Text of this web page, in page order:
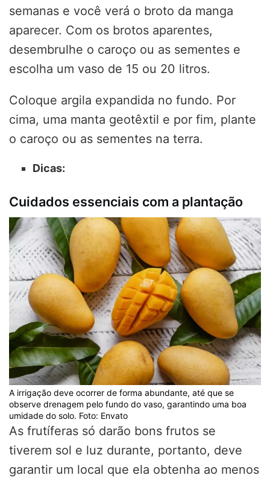
semanas e você verá o broto da manga
aparecer. Com os brotos aparentes,
desembrulhe o caroço ou as sementes e
escolha um vaso de 15 ou 20 litros.
Coloque argila expandida no fundo. Por
cima, uma manta geotêxtil e por fim, plante
o caroço ou as sementes na terra.
Dicas:
Cuidados essenciais com a plantação
A irrigação deve ocorrer de forma abundante, até que se
observe drenagem pelo fundo do vaso, garantindo uma boa
umidade do solo. Foto: Envato
As frutíferas só darão bons frutos se
tiverem sol e luz durante, portanto, deve
garantir um local que ela obtenha ao menos